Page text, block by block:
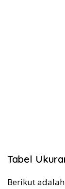
Tabel
Berikut